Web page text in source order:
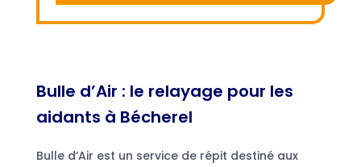
Bulle d’Air : le relayage pour les
aidants à Bécherel
Bulle d’Air est un service de répit destiné aux